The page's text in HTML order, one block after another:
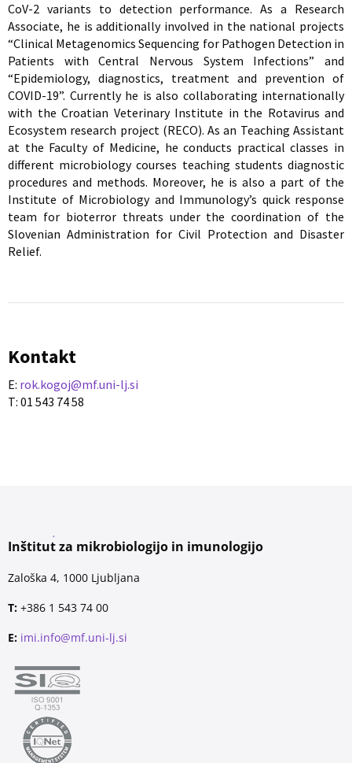
CoV-2 variants to detection performance. As a Research
Associate, he is additionally involved in the national projects
“Clinical Metagenomics Sequencing for Pathogen Detection in
Patients with Central Nervous System Infections” and
“Epidemiology, diagnostics, treatment and prevention of
COVID-19”. Currently he is also collaborating internationally
with the Croatian Veterinary Institute in the Rotavirus and
Ecosystem research project (RECO). As an Teaching Assistant
at the Faculty of Medicine, he conducts practical classes in
different microbiology courses teaching students diagnostic
procedures and methods. Moreover, he is also a part of the
Institute of Microbiology and Immunology’s quick response
team for bioterror threats under the coordination of the
Slovenian Administration for Civil Protection and Disaster
Relief.
Kontakt
E: rok.kogoj@mf.uni-lj.si
T: 01 543 74 58
Inštitut za mikrobiologijo in imunologijo
Zaloška 4, 1000 Ljubljana
T: +386 1 543 74 00
E: imi.info@mf.uni-lj.si